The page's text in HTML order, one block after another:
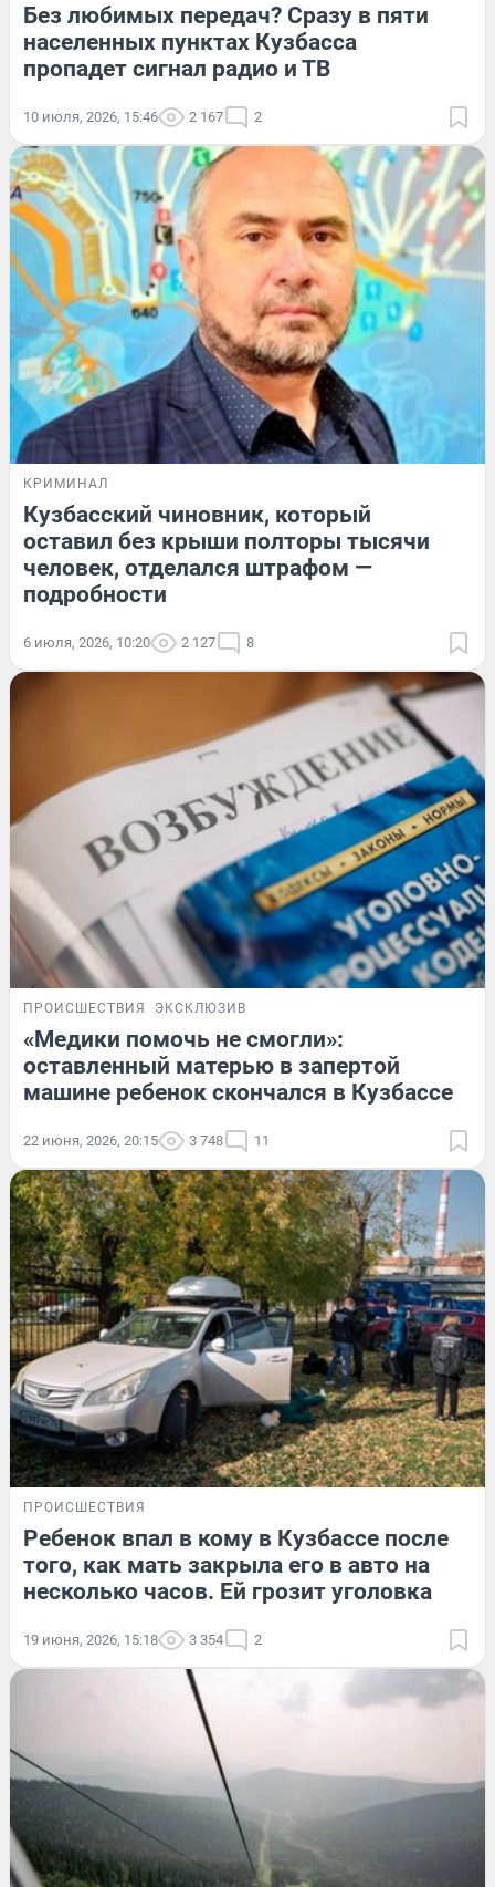
Без любимых передач? Сразу в пяти
населенных пунктах Кузбасса
пропадет сигнал радио и ТВ
10 июля, 2026, 15:46 2 167 2
КРИМИНАЛ
Кузбасский чиновник, который
оставил без крыши полторы тысячи
человек, отделался штрафом —
подробности
6 июля, 2026, 10:20 2 127 8
ПРОИСШЕСТВИЯ ЭКСКЛЮЗИВ
«Медики помочь не смогли»:
оставленный матерью в запертой
машине ребенок скончался в Кузбассе
22 июня, 2026, 20:15 3 748 11
ПРОИСШЕСТВИЯ
Ребенок впал в кому в Кузбассе после
того, как мать закрыла его в авто на
несколько часов. Ей грозит уголовка
19 июня, 2026, 15:18 3 354 2